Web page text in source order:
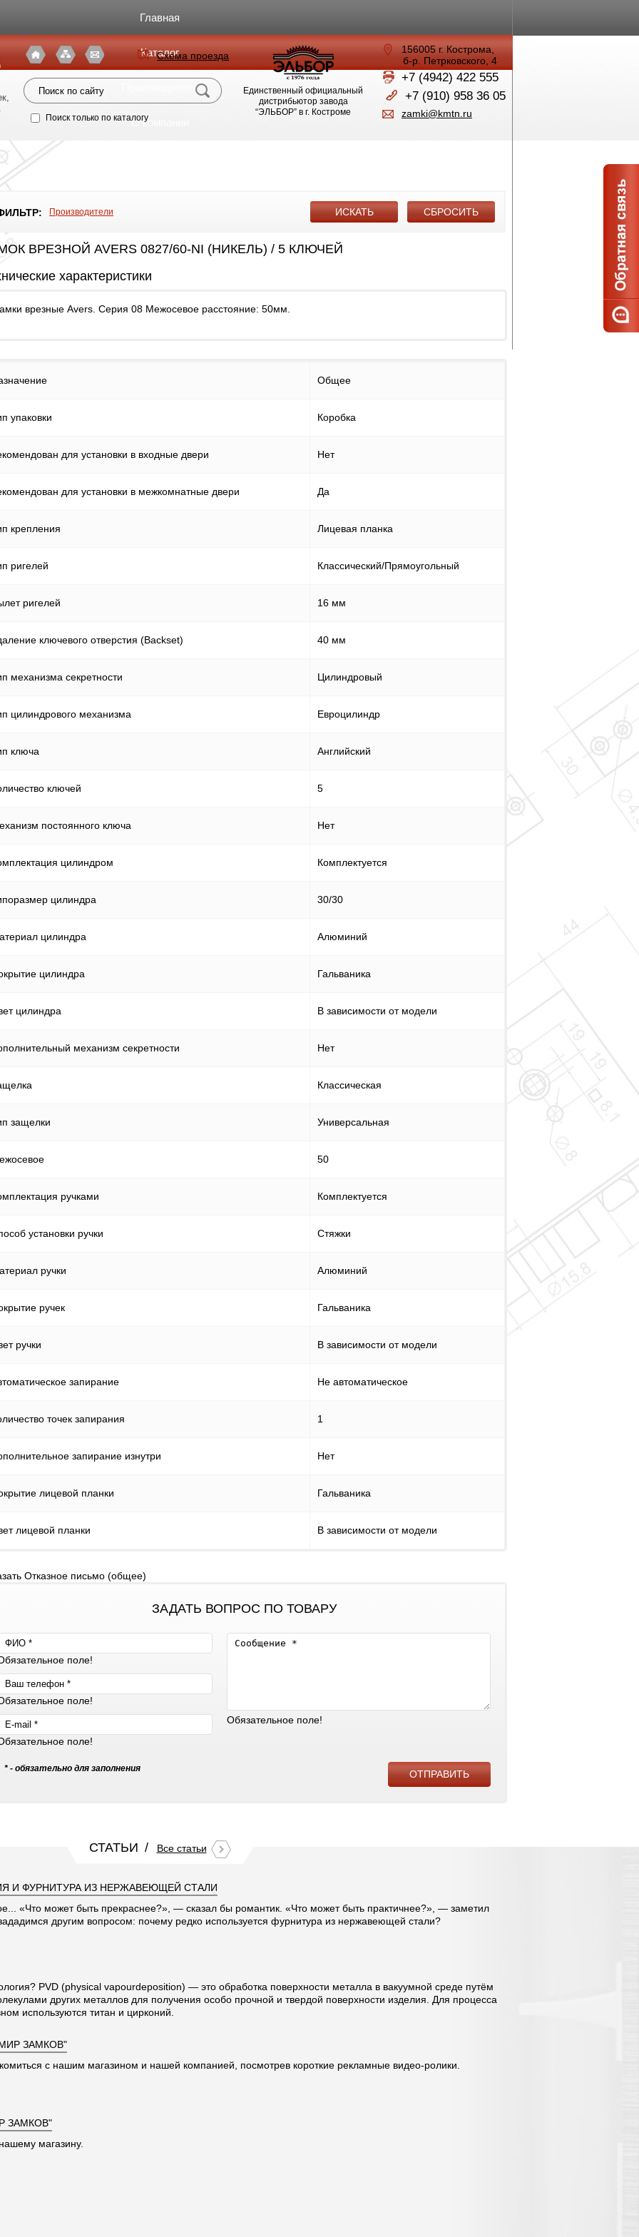
Главная
Каталог
Производители
О компании
Схема проезда
Поиск только по каталогу
Единственный официальный
дистрибьютор завода
“ЭЛЬБОР” в г. Костроме
156005 г. Кострома,
б-р. Петрковского, 4
+7 (4942) 422 555
+7 (910) 958 36 05
zamki@kmtn.ru
Производители
ВРЕЗНОЙ AVERS 0827/60-NI (НИКЕЛЬ) / 5 КЛЮЧЕЙ
характеристики
врезные Avers. Серия 08 Межосевое расстояние: 50мм.
Общее
упаковки Коробка
для установки в входные двери Нет
для установки в межкомнатные двери Да
крепления Лицевая планка
ригелей Классический/Прямоугольный
ригелей 16 мм
ключевого отверстия (Backset) 40 мм
механизма секретности Цилиндровый
цилиндрового механизма Евроцилиндр
ключа Английский
ключей 5
постоянного ключа Нет
цилиндром Комплектуется
цилиндра 30/30
цилиндра Алюминий
цилиндра Гальваника
цилиндра В зависимости от модели
механизм секретности Нет
Классическая
защелки Универсальная
50
ручками Комплектуется
установки ручки Стяжки
ручки Алюминий
ручек Гальваника
ручки В зависимости от модели
запирание Не автоматическое
точек запирания 1
запирание изнутри Нет
лицевой планки Гальваника
лицевой планки В зависимости от модели
Отказное письмо (общее)
ЗАДАТЬ ВОПРОС ПО ТОВАРУ
поле!
поле!
поле!
Обязательное поле!
* - обязательно для заполнения
СТАТЬИ Все статьи
И ФУРНИТУРА ИЗ НЕРЖАВЕЮЩЕЙ СТАЛИ
«Что может быть прекраснее?», — сказал бы романтик. «Что может быть практичнее?», — заметил
другим вопросом: почему редко используется фурнитура из нержавеющей стали?
PVD (physical vapourdeposition) — это обработка поверхности металла в вакуумной среде путём
других металлов для получения особо прочной и твердой поверхности изделия. Для процесса
используются титан и цирконий.
ЗАМКОВ"
с нашим магазином и нашей компанией, посмотрев короткие рекламные видео-ролики.
ЗАМКОВ"
магазину.